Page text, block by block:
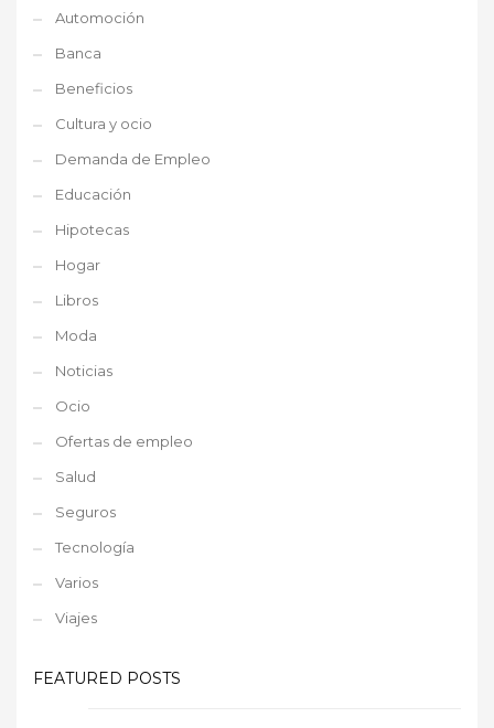
Automoción
Banca
Beneficios
Cultura y ocio
Demanda de Empleo
Educación
Hipotecas
Hogar
Libros
Moda
Noticias
Ocio
Ofertas de empleo
Salud
Seguros
Tecnología
Varios
Viajes
FEATURED POSTS